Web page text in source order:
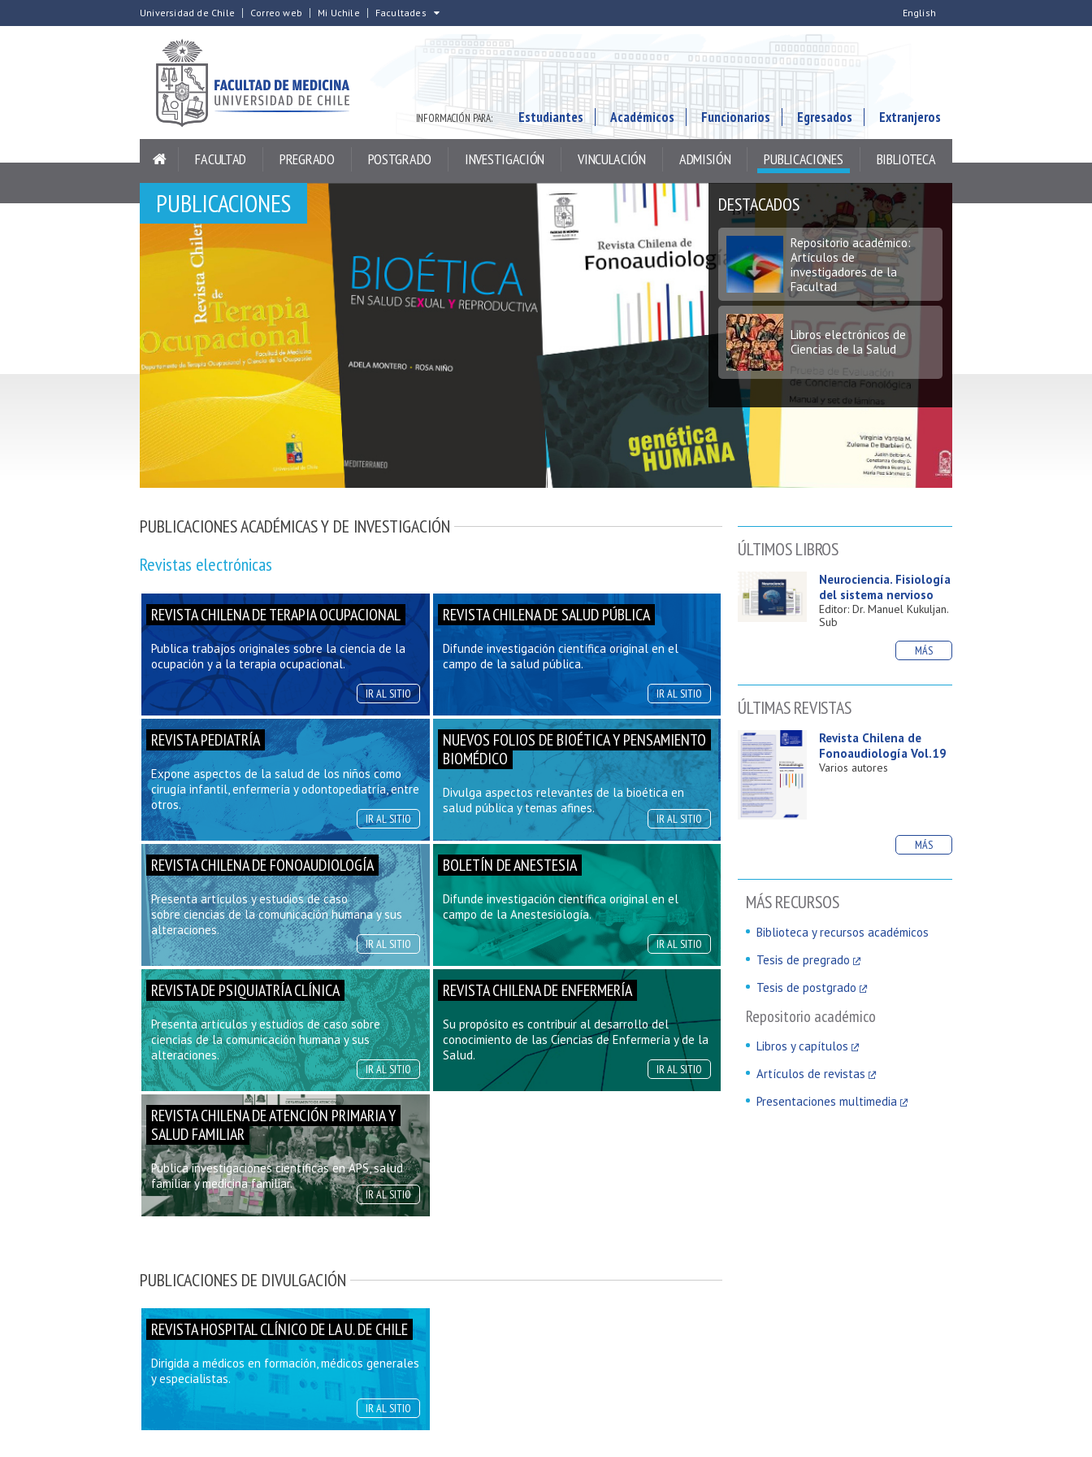
Universidad de Chile Correo web Mi Uchile Facultades English
INFORMACIÓN PARA: Estudiantes Académicos Funcionarios Egresados Extranjeros
FACULTAD PREGRADO POSTGRADO INVESTIGACIÓN VINCULACIÓN ADMISIÓN PUBLICACIONES BIBLIOTECA
PUBLICACIONES DESTACADOS
Repositorio académico:
Artículos de
investigadores de la
Facultad
Libros electrónicos de
Ciencias de la Salud
Repositorio académico:
Artículos de
investigadores de la
Facultad
Libros electrónicos de
Ciencias de la Salud
Repositorio académico:
Libros electrónicos de
PUBLICACIONES ACADÉMICAS Y DE INVESTIGACIÓN
Revistas electrónicas
REVISTA CHILENA DE TERAPIA OCUPACIONAL
Publica trabajos originales sobre la ciencia de la
ocupación y a la terapia ocupacional.
IR AL SITIO
REVISTA CHILENA DE SALUD PÚBLICA
Difunde investigación científica original en el
campo de la salud pública.
IR AL SITIO
REVISTA PEDIATRÍA
Expone aspectos de la salud de los niños como
cirugía infantil, enfermería y odontopediatría, entre
otros.
IR AL SITIO
NUEVOS FOLIOS DE BIOÉTICA Y PENSAMIENTO
BIOMÉDICO
Divulga aspectos relevantes de la bioética en
salud pública y temas afines.
IR AL SITIO
REVISTA CHILENA DE FONOAUDIOLOGÍA
Presenta artículos y estudios de caso
sobre ciencias de la comunicación humana y sus
alteraciones.
IR AL SITIO
BOLETÍN DE ANESTESIA
Difunde investigación científica original en el
campo de la Anestesiología.
IR AL SITIO
REVISTA DE PSIQUIATRÍA CLÍNICA
Presenta artículos y estudios de caso sobre
ciencias de la comunicación humana y sus
alteraciones.
IR AL SITIO
REVISTA CHILENA DE ENFERMERÍA
Su propósito es contribuir al desarrollo del
conocimiento de las Ciencias de Enfermería y de la
Salud.
IR AL SITIO
REVISTA CHILENA DE ATENCIÓN PRIMARIA Y
SALUD FAMILIAR
Publica investigaciones científicas en APS, salud
familiar y medicina familiar.
IR AL SITIO
PUBLICACIONES DE DIVULGACIÓN
REVISTA HOSPITAL CLÍNICO DE LA U. DE CHILE
Dirigida a médicos en formación, médicos generales
y especialistas.
IR AL SITIO
ÚLTIMOS LIBROS
Neurociencia. Fisiología
del sistema nervioso
Editor: Dr. Manuel Kukuljan.
Sub
MÁS
ÚLTIMAS REVISTAS
Revista Chilena de
Fonoaudiología Vol.19
Varios autores
MÁS
MÁS RECURSOS
Biblioteca y recursos académicos
Tesis de pregrado
Tesis de postgrado
Repositorio académico
Libros y capítulos
Artículos de revistas
Presentaciones multimedia